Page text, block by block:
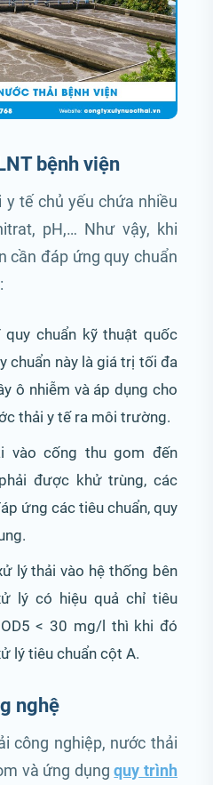
bệnh viện
tế chủ yếu chứa nhiều
pH,… Như vậy, khi
cần đáp ứng quy chuẩn
quy chuẩn kỹ thuật quốc
chuẩn này là giá trị tối đa
ô nhiễm và áp dụng cho
thải y tế ra môi trường.
vào cống thu gom đến
được khử trùng, các
ứng các tiêu chuẩn, quy
lý thải vào hệ thống bên
lý có hiệu quả chỉ tiêu
< 30 mg/l thì khi đó
lý tiêu chuẩn cột A.
nghệ
công nghiệp, nước thải
và ứng dụngquy trình